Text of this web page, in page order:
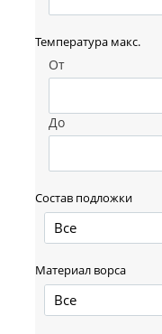
Температура макс.
От
До
Состав подложки
Все
Материал ворса
Все